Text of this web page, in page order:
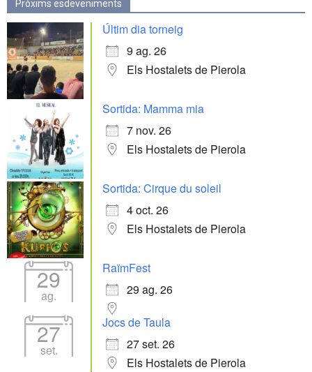
Pròxims esdeveniments
Últim dia torneig
9 ag. 26
Els Hostalets de Pierola
Sortida: Mamma mia
7 nov. 26
Els Hostalets de Pierola
Sortida: Cirque du soleil
4 oct. 26
Els Hostalets de Pierola
29
ag.
RaïmFest
29 ag. 26
27
set.
Jocs de Taula
27 set. 26
Els Hostalets de Pierola